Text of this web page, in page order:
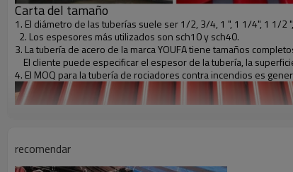
Carta del tamaño
1. El diámetro de las tuberías suele ser 1/2, 3/4, 1 ", 1 1/4", 1 1/2 ",
2. Los espesores más utilizados son sch10 y sch40.
3. La tubería de acero de la marca YOUFA tiene tamaños
El cliente puede especificar el espesor de la tubería, la
4. El MOQ para la tubería de rociadores contra incendios es
recomendar